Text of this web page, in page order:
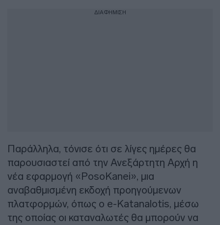
ΔΙΑΦΗΜΙΣΗ
Παράλληλα, τόνισε ότι σε λίγες ημέρες θα
παρουσιαστεί από την Ανεξάρτητη Αρχή η
νέα εφαρμογή «PosoKanei», μια
αναβαθμισμένη εκδοχή προηγούμενων
πλατφορμών, όπως ο e-Katanalotis, μέσω
της οποίας οι καταναλωτές θα μπορούν να